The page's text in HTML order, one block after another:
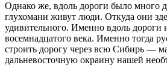
Однако же, вдоль дороги было много
глухомани живут люди. Откуда они
удивительного. Именно вдоль дороги
восемнадцатого века. Именно тогда
строить дорогу через всю Сибирь —
дальневосточную окраину нашей